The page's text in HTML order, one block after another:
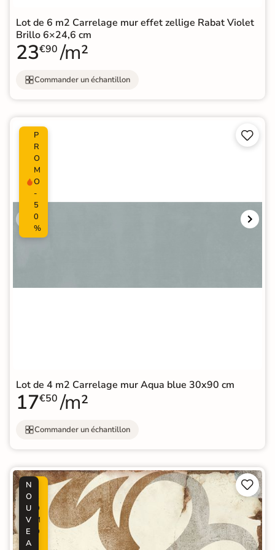
Lot de 6 m2 Carrelage mur effet zellige Rabat Violet
Brillo 6×24,6 cm
23€90 /m²
Commander un échantillon
P
R
O
M
O
-
5
0
%


Lot de 4 m2 Carrelage mur Aqua blue 30x90 cm
17€50 /m²
Commander un échantillon
R
O
M
O
N
O
U
V
E
A

